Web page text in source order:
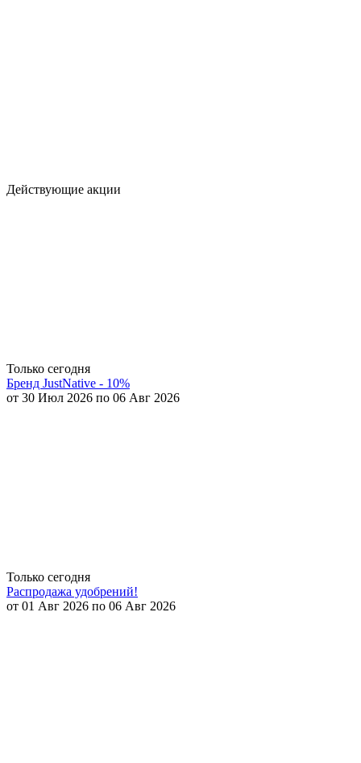
Действующие акции
Только сегодня
Бренд JustNative - 10%
от 30 Июл 2026 по 06 Авг 2026
Только сегодня
Распродажа удобрений!
от 01 Авг 2026 по 06 Авг 2026